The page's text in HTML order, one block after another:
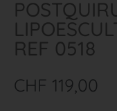
REF 0518
CHF 119,00